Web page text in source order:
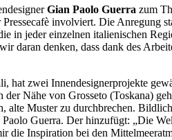
Gian Paolo Guerra zum
involviert. Die Anregung
in jeder einzelnen italienischen
daran denken, dass dank des
hat zwei Innendesignerprojekte
Nähe von Grosseto (Toskana)
alte Muster zu durchbrechen.
Guerra. Der hinzufügt: „Die
die Inspiration bei den